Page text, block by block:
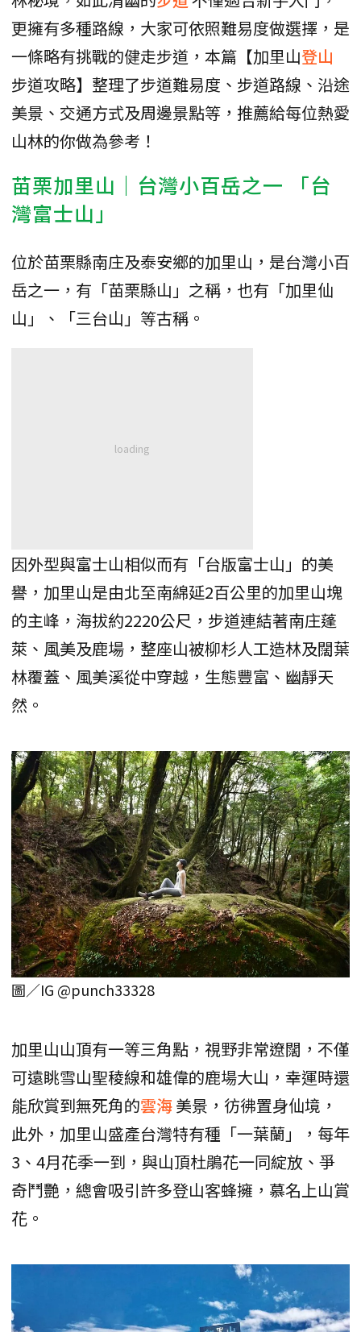
更擁有多種路線，大家可依照難易度做選擇，是
一條略有挑戰的健走步道，本篇【加里山登山
步道攻略】整理了步道難易度、步道路線、沿途
美景、交通方式及周邊景點等，推薦給每位熱愛
山林的你做為參考！
苗栗加里山｜台灣小百岳之一 「台
灣富士山」
位於苗栗縣南庄及泰安鄉的加里山，是台灣小百
岳之一，有「苗栗縣山」之稱，也有「加里仙
山」、「三台山」等古稱。
因外型與富士山相似而有「台版富士山」的美
譽，加里山是由北至南綿延2百公里的加里山塊
的主峰，海拔約2220公尺，步道連結著南庄蓬
萊、風美及鹿場，整座山被柳杉人工造林及闊葉
林覆蓋、風美溪從中穿越，生態豐富、幽靜天
然。
圖／IG @punch33328
加里山山頂有一等三角點，視野非常遼闊，不僅
可遠眺雪山聖稜線和雄偉的鹿場大山，幸運時還
能欣賞到無死角的雲海美景，彷彿置身仙境，
此外，加里山盛產台灣特有種「一葉蘭」，每年
3、4月花季一到，與山頂杜鵑花一同綻放、爭
奇鬥艷，總會吸引許多登山客蜂擁，慕名上山賞
花。